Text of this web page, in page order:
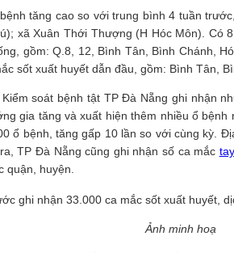
tăng cao so với trung bình 4 tuần
xã Xuân Thới Thượng (H Hóc Môn). Có
gồm: Q.8, 12, Bình Tân, Bình Chánh,
sốt xuất huyết dẫn đầu, gồm: Bình Tân,
soát bệnh tật TP Đà Nẵng ghi nhận
gia tăng và xuất hiện thêm nhiều ổ
ổ bệnh, tăng gấp 10 lần so với cùng kỳ.
TP Đà Nẵng cũng ghi nhận số ca mắc
quận, huyện.
Ảnh minh hoạ